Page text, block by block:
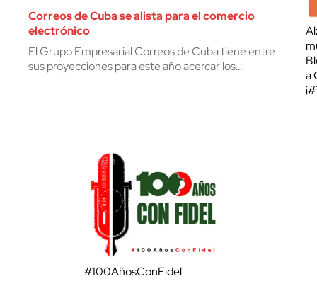
Correos de Cuba se alista para el comercio
electrónico
El Grupo Empresarial Correos de Cuba tiene entre
sus proyecciones para este año acercar los…
a
#100AñosConFidel